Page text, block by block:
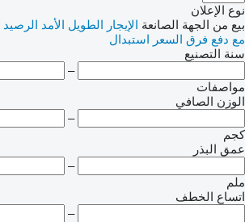
نوع الإعلان
بيع من الجهة الصانعة الإيجار الطويل الأمد الرصيد
مع دفع فرق السعر استبدال
سنة التصنيع
–
مواصفات
الوزن الصافي
–
كجم
عمق البذر
–
ملم
اتساع الخطف
–